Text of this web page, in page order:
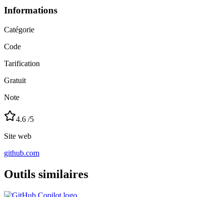
Informations
Catégorie
Code
Tarification
Gratuit
Note
4.6 /5
Site web
github.com
Outils similaires